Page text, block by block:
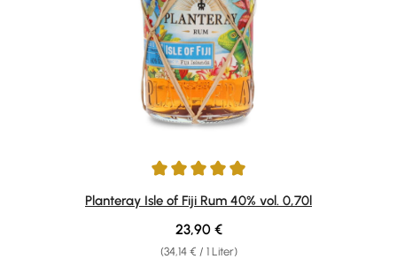
Durchschnittliche Bewertung von 4.92 von 5 Sternen
Planteray Isle of Fiji Rum 40% vol. 0,70l
(34,14 € / 1 Liter)
Regulärer Preis:
23,90 €